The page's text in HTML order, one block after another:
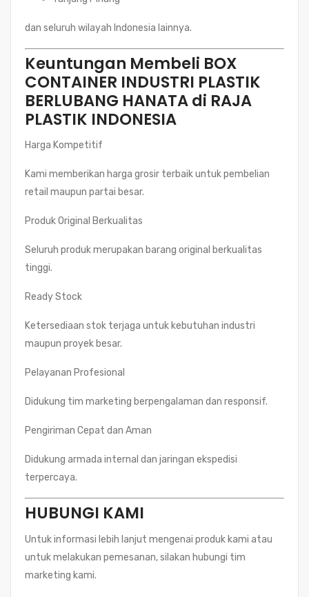
dan seluruh wilayah Indonesia lainnya.
Keuntungan Membeli BOX
CONTAINER INDUSTRI PLASTIK
BERLUBANG HANATA di RAJA
PLASTIK INDONESIA
Harga Kompetitif
Kami memberikan harga grosir terbaik untuk pembelian
retail maupun partai besar.
Produk Original Berkualitas
Seluruh produk merupakan barang original berkualitas
tinggi.
Ready Stock
Ketersediaan stok terjaga untuk kebutuhan industri
maupun proyek besar.
Pelayanan Profesional
Didukung tim marketing berpengalaman dan responsif.
Pengiriman Cepat dan Aman
Didukung armada internal dan jaringan ekspedisi
terpercaya.
HUBUNGI KAMI
Untuk informasi lebih lanjut mengenai produk kami atau
untuk melakukan pemesanan, silakan hubungi tim
marketing kami.